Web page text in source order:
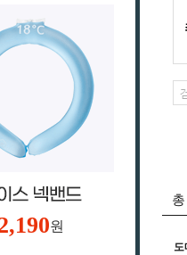
원
총
도